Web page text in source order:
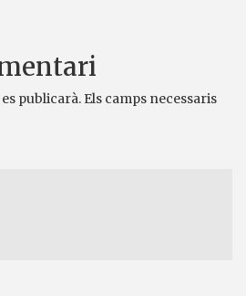
publicarà. Els camps necessaris